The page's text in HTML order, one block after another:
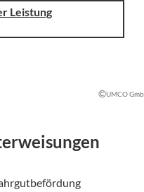
Leistung
©UMCO